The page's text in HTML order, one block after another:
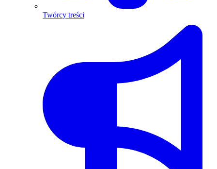
Twórcy treści